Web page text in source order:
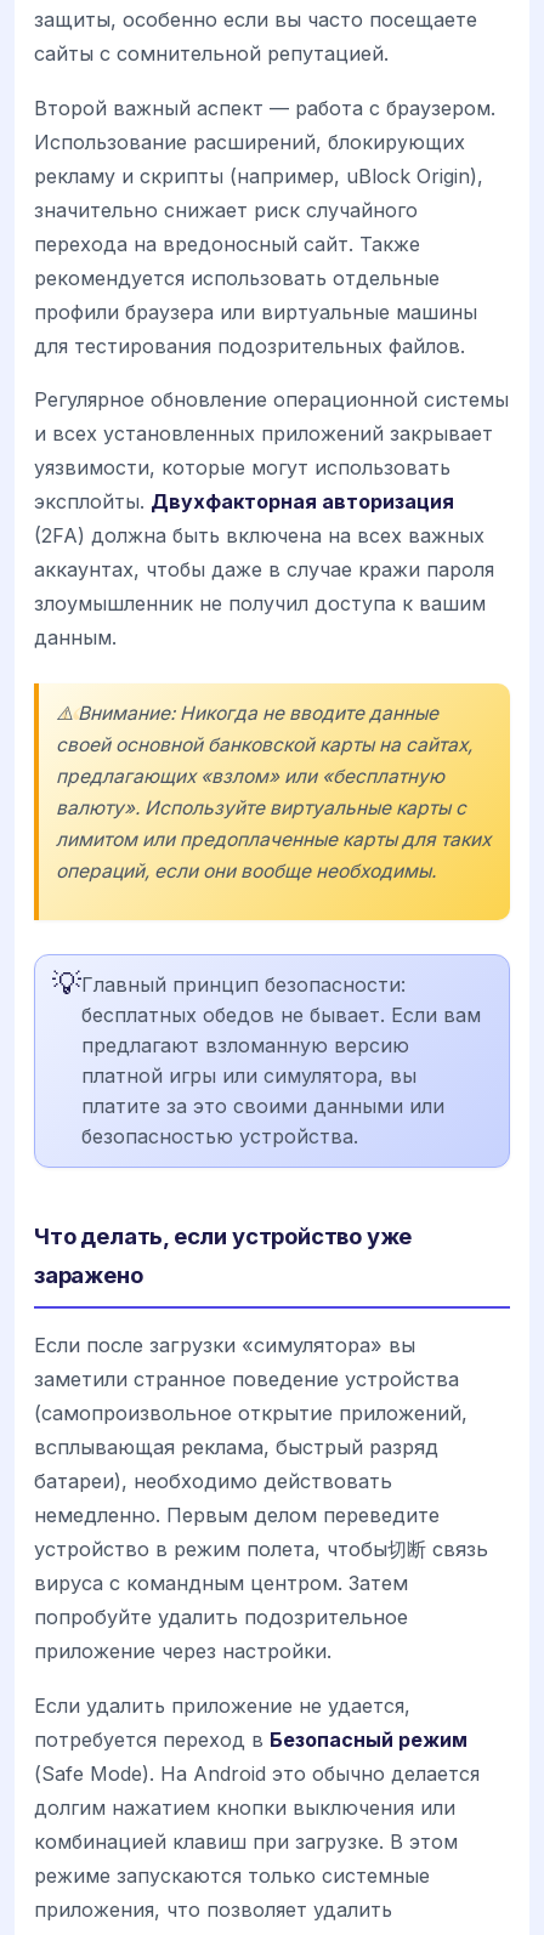
защиты, особенно если вы часто посещаете
сайты с сомнительной репутацией.
Второй важный аспект — работа с браузером.
Использование расширений, блокирующих
рекламу и скрипты (например, uBlock Origin),
значительно снижает риск случайного
перехода на вредоносный сайт. Также
рекомендуется использовать отдельные
профили браузера или виртуальные машины
для тестирования подозрительных файлов.
Регулярное обновление операционной системы
и всех установленных приложений закрывает
уязвимости, которые могут использовать
эксплойты. Двухфакторная авторизация
(2FA) должна быть включена на всех важных
аккаунтах, чтобы даже в случае кражи пароля
злоумышленник не получил доступа к вашим
данным.
⚠️ Внимание: Никогда не вводите данные
своей основной банковской карты на сайтах,
предлагающих «взлом» или «бесплатную
валюту». Используйте виртуальные карты с
лимитом или предоплаченные карты для таких
операций, если они вообще необходимы.
💡Главный принцип безопасности:
бесплатных обедов не бывает. Если вам
предлагают взломанную версию
платной игры или симулятора, вы
платите за это своими данными или
безопасностью устройства.
Что делать, если устройство уже
заражено
Если после загрузки «симулятора» вы
заметили странное поведение устройства
(самопроизвольное открытие приложений,
всплывающая реклама, быстрый разряд
батареи), необходимо действовать
немедленно. Первым делом переведите
устройство в режим полета, чтобы切断 связь
вируса с командным центром. Затем
попробуйте удалить подозрительное
приложение через настройки.
Если удалить приложение не удается,
потребуется переход в Безопасный режим
(Safe Mode). На Android это обычно делается
долгим нажатием кнопки выключения или
комбинацией клавиш при загрузке. В этом
режиме запускаются только системные
приложения, что позволяет удалить